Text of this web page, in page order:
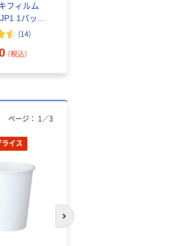
フィルム
1パック
(14)
（税込）
イス
ページ： 1 ／3
次のスライドへ